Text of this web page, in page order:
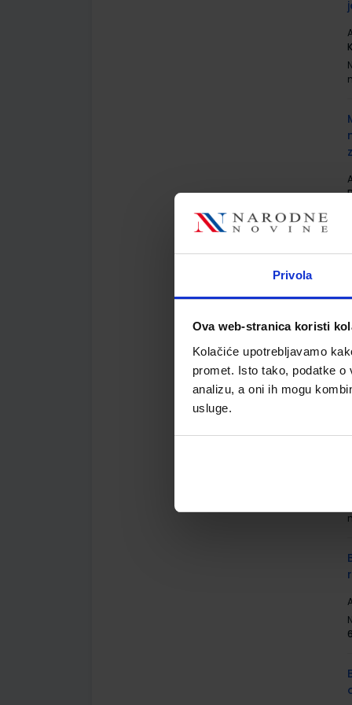
Privola
Ova web-stranica koristi
Kolačiće upotrebljavamo
promet. Isto tako, podatke
analizu, a oni ih mogu
usluge.